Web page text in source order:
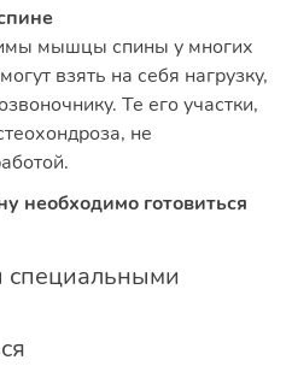
мышцы спины у многих
взять на себя нагрузку,
Те его участки,
не
необходимо готовиться